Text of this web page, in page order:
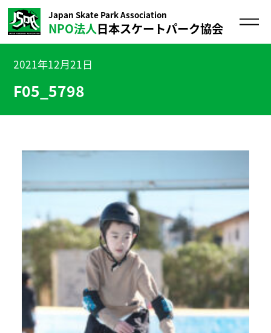
Japan Skate Park Association
NPO法人日本スケートパーク協会
2021年12月21日
F05_5798